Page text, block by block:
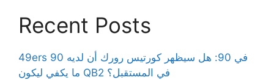
Recent Posts
49ers 90 في 90: هل سيظهر كورتيس رورك أن لديه
ما يكفي ليكون QB2 في المستقبل؟